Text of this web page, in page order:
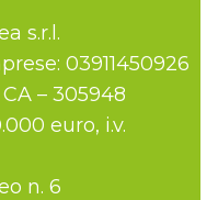
s.r.l.
03911450926
– 305948
euro, i.v.
n. 6